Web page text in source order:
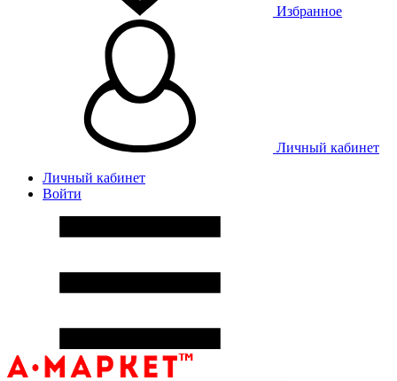
Избранное
Личный кабинет
Личный кабинет
Войти